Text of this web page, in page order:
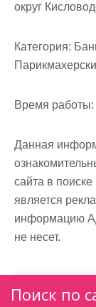
округ
Категория:
Время работы:
Данная
сайта в
является
информацию
не несет.
Поиск по